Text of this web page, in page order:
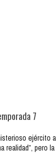
7
ejército
pero